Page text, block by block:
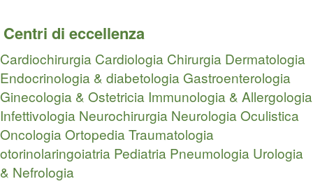
Centri di eccellenza
Cardiochirurgia Cardiologia Chirurgia Dermatologia
Endocrinologia & diabetologia Gastroenterologia
Ginecologia & Ostetricia Immunologia & Allergologia
Infettivologia Neurochirurgia NeurologiaOculistica
OncologiaOrtopedia Traumatologia
otorinolaringoiatria Pediatria Pneumologia Urologia
& Nefrologia